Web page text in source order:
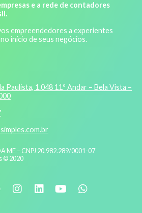
e a rede de contadores
empreendedores a experientes
início de seus negócios.
Paulista, 1.048 11º Andar – Bela Vista –
ME – CNPJ 20.982.289/0001-07
© 2020